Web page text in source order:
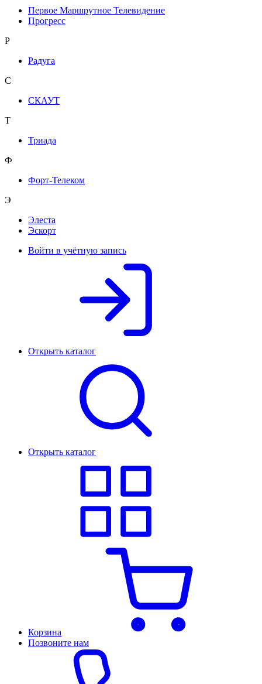
Первое Маршрутное Телевидение
Прогресс
Р
Радуга
С
СКАУТ
Т
Триада
Ф
Форт-Телеком
Э
Элеста
Эскорт
Войти в учётную запись
Открыть каталог
Открыть каталог
Корзина
Позвоните нам